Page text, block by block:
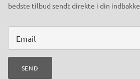
bedste tilbud sendt direkte i din indbakke
SEND